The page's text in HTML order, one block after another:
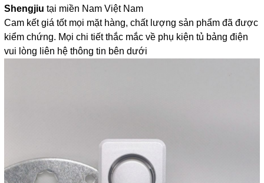
Shengjiu tại miền Nam Việt Nam
Cam kết giá tốt mọi mặt hàng, chất lượng sản phẩm đã được
kiểm chứng. Mọi chi tiết thắc mắc về phụ kiện tủ bảng điện
vui lòng liên hệ thông tin bên dưới